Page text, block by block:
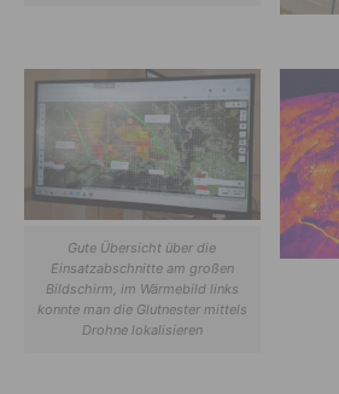
Gute Übersicht über die
Einsatzabschnitte am großen
Bildschirm, im Wärmebild links
konnte man die Glutnester mittels
Drohne lokalisieren